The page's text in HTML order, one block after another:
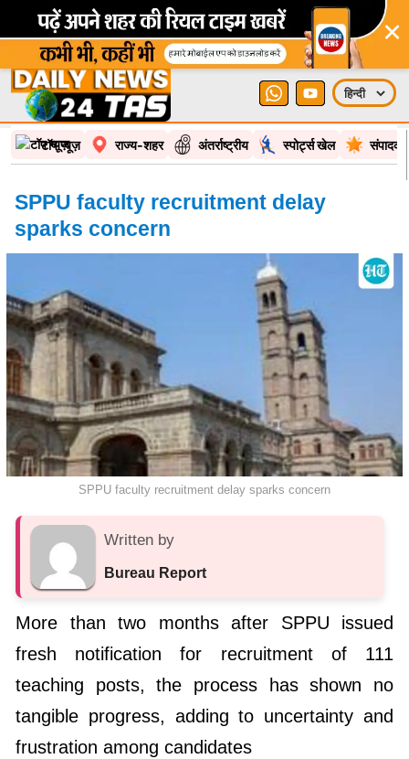
×
टॉप न्यूज़ राज्य-शहर अंतर्राष्ट्रीय स्पोर्ट्स खेल
SPPU faculty recruitment delay
sparks concern
SPPU faculty recruitment delay sparks concern
Written by
Bureau Report
More than two months after SPPU issued
fresh notification for recruitment of 111
teaching posts, the process has shown no
tangible progress, adding to uncertainty and
frustration among candidates